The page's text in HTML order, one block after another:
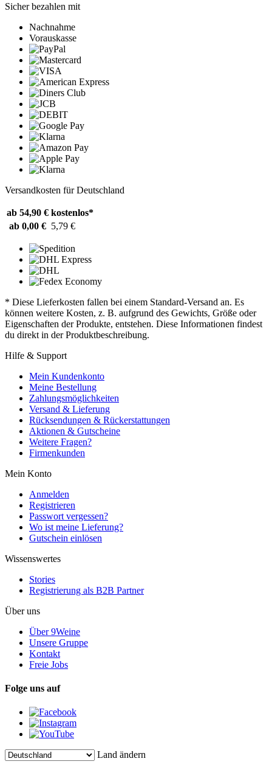
Sicher bezahlen mit
Nachnahme
Vorauskasse
Versandkosten für Deutschland
ab 54,90 € kostenlos*
ab 0,00 € 5,79 €
* Diese Lieferkosten fallen bei einem Standard-Versand an. Es
können weitere Kosten, z. B. aufgrund des Gewichts, Größe oder
Eigenschaften der Produkte, entstehen. Diese Informationen findest
du direkt in der Produktbeschreibung.
Hilfe & Support
Mein Kundenkonto
Meine Bestellung
Zahlungsmöglichkeiten
Versand & Lieferung
Rücksendungen & Rückerstattungen
Aktionen & Gutscheine
Weitere Fragen?
Firmenkunden
Mein Konto
Anmelden
Registrieren
Passwort vergessen?
Wo ist meine Lieferung?
Gutschein einlösen
Wissenswertes
Stories
Registrierung als B2B Partner
Über uns
Über 9Weine
Unsere Gruppe
Kontakt
Freie Jobs
Folge uns auf
Land ändern